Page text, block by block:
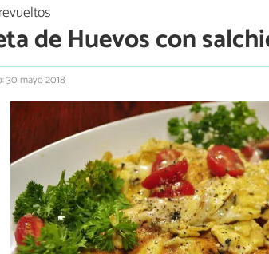
de Huevos con
30 mayo 2018